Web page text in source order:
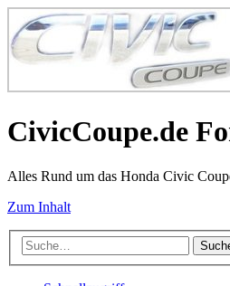
CivicCoupe.de
Alles Rund um das Honda Civic
Zum Inhalt